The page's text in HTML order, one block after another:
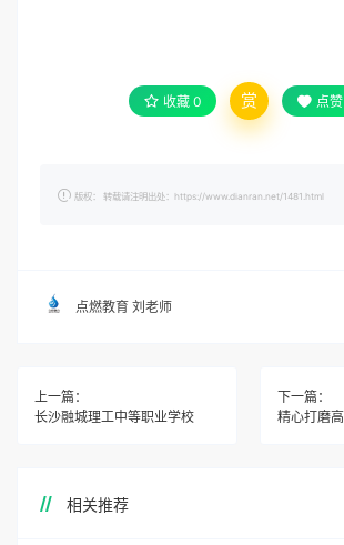
收藏 0 赏 点赞
版权： 转载请注明出处：https://www.dianran.net/1481.html
点燃教育 刘老师
上一篇：
长沙融城理工中等职业学校
下一篇：
相关推荐